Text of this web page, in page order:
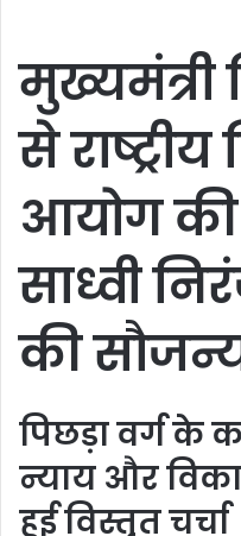
मुख्यमंत्री
से राष्ट्रीय
आयोग की
साध्वी
की
पिछड़ा वर्ग के
न्याय और
हुई विस्तृत चर्चा